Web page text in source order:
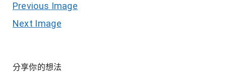
Previous Image
Next Image
分享你的想法